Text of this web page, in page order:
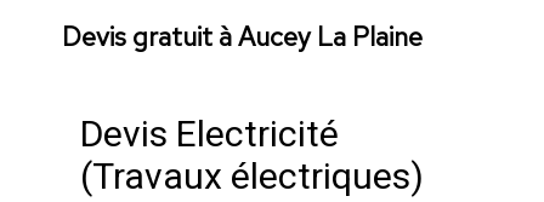
Devis gratuit à Aucey La Plaine
Devis Electricité
(Travaux électriques)